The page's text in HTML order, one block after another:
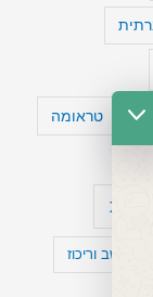
טראומה
עיצות
קשב וריכוז